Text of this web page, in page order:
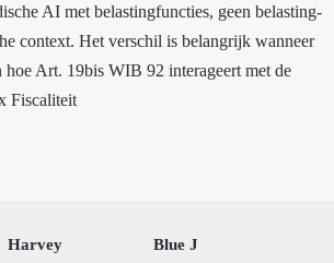
AI met belastingfuncties, geen belasting-
context. Het verschil is belangrijk wanneer
hoe Art. 19bis WIB 92 interageert met de
Fiscaliteit
Harvey Blue J